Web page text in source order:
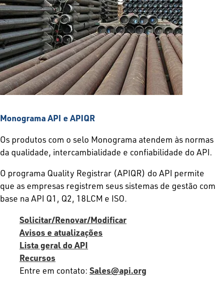
Monograma API e APIQR
Os produtos com o selo Monograma atendem às normas
da qualidade, intercambialidade e confiabilidade do API.
O programa Quality Registrar (APIQR) do API permite
que as empresas registrem seus sistemas de gestão com
base na API Q1, Q2, 18LCM e ISO.
Solicitar/Renovar/Modificar
Avisos e atualizações
Lista geral do API
Recursos
Entre em contato: Sales@api.org